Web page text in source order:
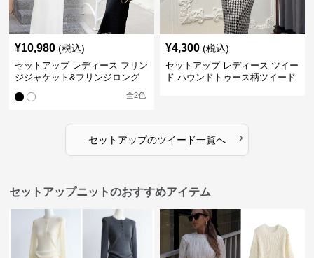
¥10,980 (税込)
セットアップ レディース フリン
ジジャケット&フリンジロング
スカートツイードセットアップ
全2色
¥4,300 (税込)
セットアップ レディース ツイー
ド ハウンドトゥース柄ツイード
セットアップのツイード一覧へ ›
セットアップニットのおすすめアイテム